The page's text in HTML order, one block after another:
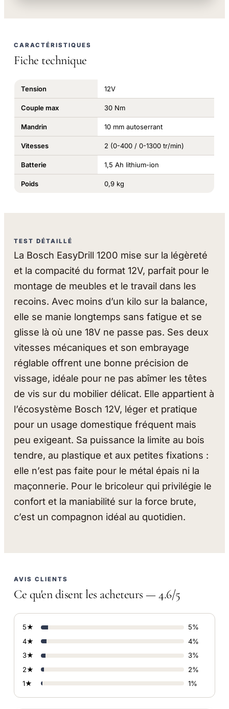
CARACTÉRISTIQUES
Fiche technique
Tension 12V
Couple max 30 Nm
Mandrin 10 mm autoserrant
Vitesses 2 (0-400 / 0-1300 tr/min)
Batterie 1,5 Ah lithium-ion
Poids 0,9 kg
TEST DÉTAILLÉ
La Bosch EasyDrill 1200 mise sur la légèreté
et la compacité du format 12V, parfait pour le
montage de meubles et le travail dans les
recoins. Avec moins d’un kilo sur la balance,
elle se manie longtemps sans fatigue et se
glisse là où une 18V ne passe pas. Ses deux
vitesses mécaniques et son embrayage
réglable offrent une bonne précision de
vissage, idéale pour ne pas abîmer les têtes
de vis sur du mobilier délicat. Elle appartient à
l’écosystème Bosch 12V, léger et pratique
pour un usage domestique fréquent mais
peu exigeant. Sa puissance la limite au bois
tendre, au plastique et aux petites fixations :
elle n’est pas faite pour le métal épais ni la
maçonnerie. Pour le bricoleur qui privilégie le
confort et la maniabilité sur la force brute,
c’est un compagnon idéal au quotidien.
AVIS CLIENTS
Ce qu'en disent les acheteurs — 4.6/5
5★
5%
4★
4%
3★
3%
2★
2%
1★
1%